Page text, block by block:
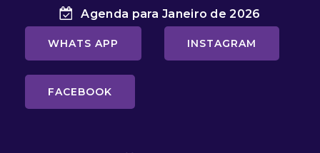
Agenda para Janeiro de 2026
WHATS APP INSTAGRAM
FACEBOOK